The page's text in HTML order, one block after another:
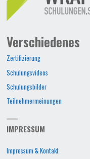
Verschiedenes
Zertifizierung
Schulungsvideos
Schulungsbilder
Teilnehmermeinungen
IMPRESSUM
Impressum & Kontakt